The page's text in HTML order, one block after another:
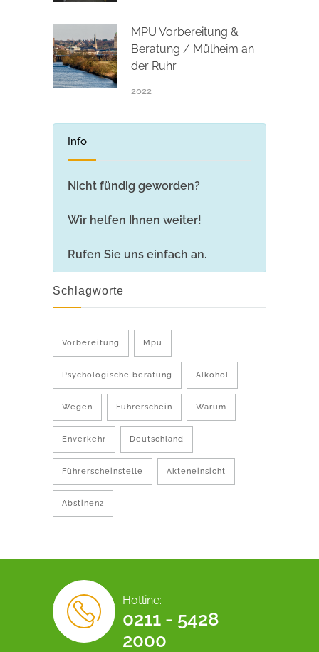
MPU Vorbereitung &
Beratung / Mülheim an
der Ruhr
2022
Info
Nicht fündig geworden?
Wir helfen Ihnen weiter!
Rufen Sie uns einfach an.
Schlagworte
Vorbereitung Mpu
Psychologische beratung Alkohol
Wegen Führerschein Warum
Enverkehr Deutschland
Führerscheinstelle Akteneinsicht
Abstinenz
Hotline:
0211 - 5428
2000